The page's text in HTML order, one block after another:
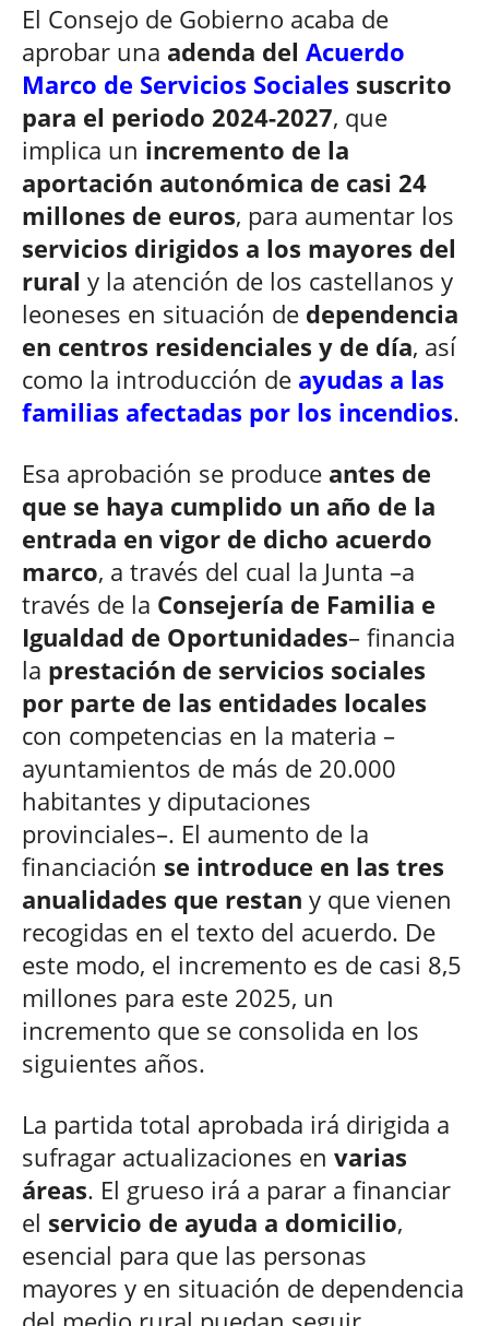
El Consejo de Gobierno acaba de
aprobar una adenda del Acuerdo
Marco de Servicios Sociales suscrito
para el periodo 2024-2027, que
implica un incremento de la
aportación autonómica de casi 24
millones de euros, para aumentar los
servicios dirigidos a los mayores del
rural y la atención de los castellanos y
leoneses en situación de dependencia
en centros residenciales y de día, así
como la introducción de ayudas a las
familias afectadas por los incendios.
Esa aprobación se produce antes de
que se haya cumplido un año de la
entrada en vigor de dicho acuerdo
marco, a través del cual la Junta –a
través de la Consejería de Familia e
Igualdad de Oportunidades– financia
la prestación de servicios sociales
por parte de las entidades locales
con competencias en la materia –
ayuntamientos de más de 20.000
habitantes y diputaciones
provinciales–. El aumento de la
financiación se introduce en las tres
anualidades que restan y que vienen
recogidas en el texto del acuerdo. De
este modo, el incremento es de casi 8,5
millones para este 2025, un
incremento que se consolida en los
siguientes años.
La partida total aprobada irá dirigida a
sufragar actualizaciones en varias
áreas. El grueso irá a parar a financiar
el servicio de ayuda a domicilio,
esencial para que las personas
mayores y en situación de dependencia